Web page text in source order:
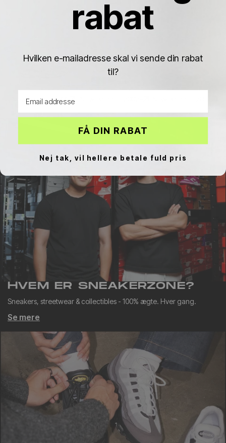
New Balance 1906
HVEM ER SNEAKERZONE?
Sneakers, streetwear & collectibles - 100% ægte. Hver gang.
Se mere
rabat
Hvilken e-mailadresse skal vi sende din rabat
til?
FÅ DIN RABAT
Nej tak, vil hellere betale fuld pris